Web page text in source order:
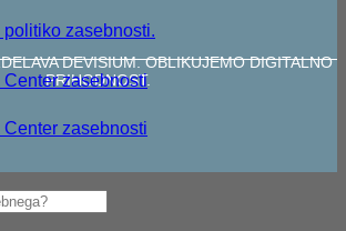
politiko zasebnosti.
DEVISIUM. OBLIKUJEMO DIGITALNO
PRIHODNOST.
Center zasebnosti
Center zasebnosti